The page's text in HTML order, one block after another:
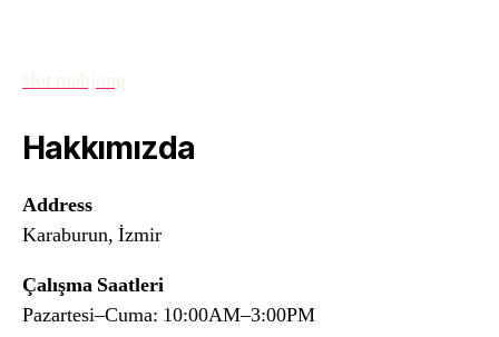
slot mahjong
Hakkımızda
Address
Karaburun, İzmir
Çalışma Saatleri
Pazartesi–Cuma: 10:00AM–3:00PM